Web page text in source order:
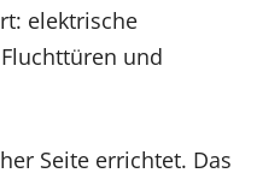
elektrische
und
Seite errichtet. Das